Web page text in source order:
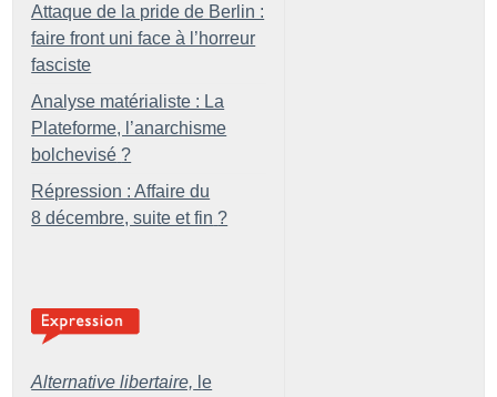
Attaque de la pride de Berlin :
faire front uni face à l’horreur
fasciste
Analyse matérialiste : La
Plateforme, l’anarchisme
bolchevisé ?
Répression : Affaire du
8 décembre, suite et fin ?
Alternative libertaire, le